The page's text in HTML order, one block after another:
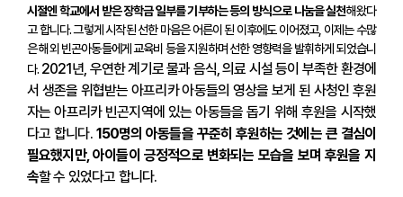
시절엔 학교에서 받은 장학금 일부를 기부하는 등의 방식으로 나눔을 실천해왔다
고 합니다. 그렇게 시작된 선한 마음은 어른이 된 이후에도 이어졌고, 이제는 수많
은 해외 빈곤아동들에게 교육비 등을 지원하며 선한 영향력을 발휘하게 되었습니
다. 2021년, 우연한 계기로 물과 음식, 의료 시설 등이 부족한 환경에
서 생존을 위협받는 아프리카 아동들의 영상을 보게 된 사청인 후원
자는 아프리카 빈곤지역에 있는 아동들을 돕기 위해 후원을 시작했
다고 합니다. 150명의 아동들을 꾸준히 후원하는 것에는 큰 결심이
필요했지만, 아이들이 긍정적으로 변화되는 모습을 보며 후원을 지
속할 수 있었다고 합니다.